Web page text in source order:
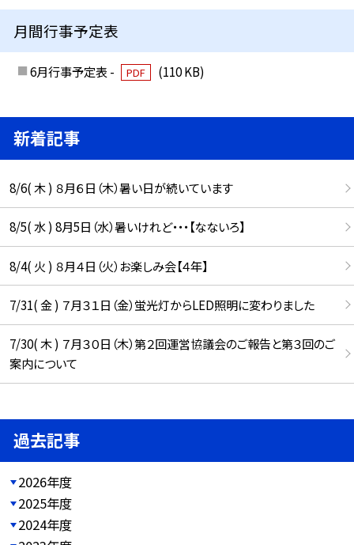
月間行事予定表
6月行事予定表 - PDF (110 KB)
新着記事
8/6( 木 ) ８月６日（木）暑い日が続いています
8/5( 水 ) 8月5日（水）暑いけれど・・・【なないろ】
8/4( 火 ) ８月４日（火）お楽しみ会【４年】
7/31( 金 ) ７月３１日（金）蛍光灯からLED照明に変わりました
7/30( 木 ) ７月３０日（木）第２回運営協議会のご報告と第３回のご
案内について
過去記事
2026年度
2025年度
2024年度